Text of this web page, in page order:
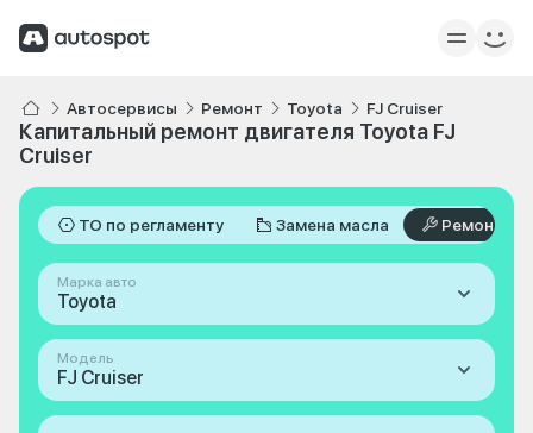
Автосервисы Ремонт Toyota FJ Cruiser
Капитальный ремонт двигателя Toyota FJ
Cruiser
ТО по регламенту Замена масла Ремонт
Марка авто
Toyota
Модель
FJ Cruiser